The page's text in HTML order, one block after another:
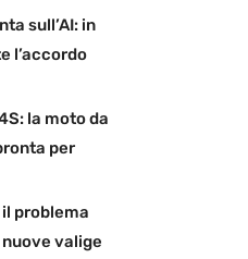
sull’AI: in
l’accordo
la moto da
per
problema
valige